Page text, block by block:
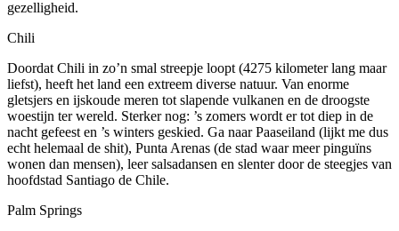
gezelligheid.
Chili
Doordat Chili in zo’n smal streepje loopt (4275 kilometer lang maar
liefst), heeft het land een extreem diverse natuur. Van enorme
gletsjers en ijskoude meren tot slapende vulkanen en de droogste
woestijn ter wereld. Sterker nog: ’s zomers wordt er tot diep in de
nacht gefeest en ’s winters geskied. Ga naar Paaseiland (lijkt me dus
echt helemaal de shit), Punta Arenas (de stad waar meer pinguïns
wonen dan mensen), leer salsadansen en slenter door de steegjes van
hoofdstad Santiago de Chile.
Palm Springs